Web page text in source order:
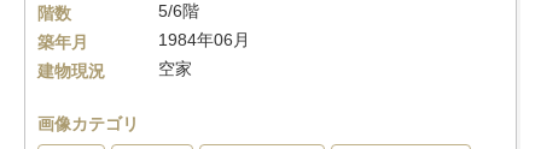
階数
5/6階
築年月
1984年06月
建物現況
空家
画像カテゴリ